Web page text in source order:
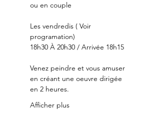
ou en couple
Les vendredis ( Voir
programation)
18h30 À 20h30 / Arrivée 18h15
Venez peindre et vous amuser
en créant une oeuvre dirigée
en 2 heures.
Afficher plus